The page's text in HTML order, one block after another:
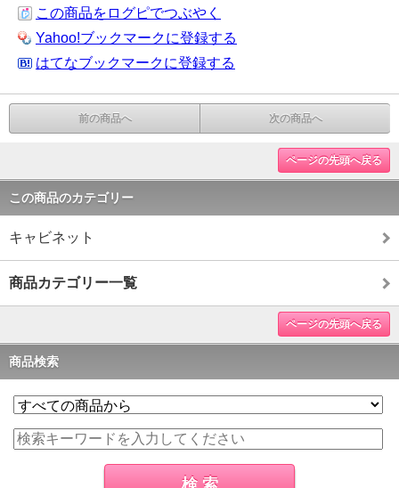
この商品をログピでつぶやく
Yahoo!ブックマークに登録する
はてなブックマークに登録する
前の商品へ 次の商品へ
ページの先頭へ戻る
この商品のカテゴリー
キャビネット
商品カテゴリー一覧
ページの先頭へ戻る
商品検索